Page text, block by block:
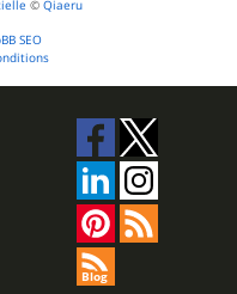
© Qiaeru
SEO